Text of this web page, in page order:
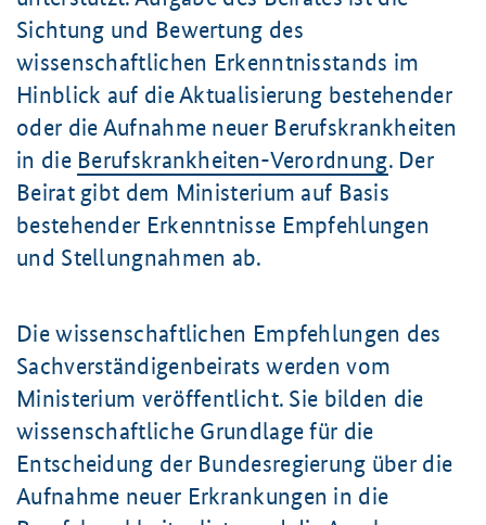
Sichtung und Bewertung des
wissenschaftlichen Erkenntnisstands im
Hinblick auf die Aktualisierung bestehender
oder die Aufnahme neuer Berufskrankheiten
in die Berufskrankheiten-Verordnung. Der
Beirat gibt dem Ministerium auf Basis
bestehender Erkenntnisse Empfehlungen
und Stellungnahmen ab.
Die wissenschaftlichen Empfehlungen des
Sachverständigenbeirats werden vom
Ministerium veröffentlicht. Sie bilden die
wissenschaftliche Grundlage für die
Entscheidung der Bundesregierung über die
Aufnahme neuer Erkrankungen in die